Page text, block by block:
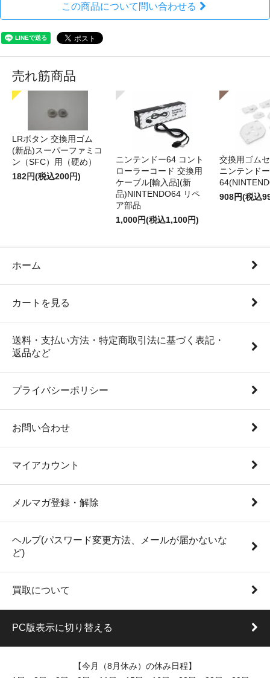
この商品について問い合わせる
売れ筋商品
LRボタン 交換用ゴム
(新品)スーパーファミコ
ン（SFC）用（硬め）
182円(税込200円)
ニンテンドー64 コント
ローラーコード 交換用
ケーブル[輸入品](新
品)NINTENDO64 リペ
ア部品
1,000円(税込1,100円)
交換用ゴム
ニンテンドー
908円(税込
ホーム
カートを見る
送料・支払い方法・特定商取引法に基づく表記・
返品など
プライバシーポリシー
お問い合わせ
マイアカウント
メルマガ登録・解除
ヘルプ(パスワード変更方法、メールが届かないな
ど)
買取について
PC版表示に切り替える
【今月（8月休み）の休み日程】